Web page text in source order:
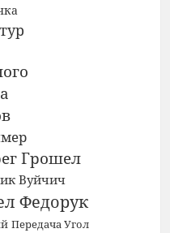
Грошел
Вуйчич
Федорук
Передача Угол